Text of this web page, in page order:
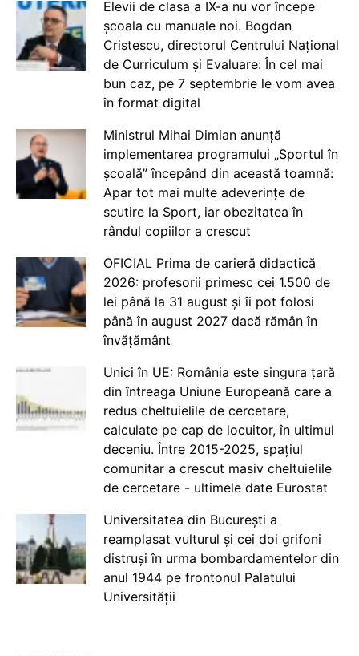
Elevii de clasa a IX-a nu vor începe
școala cu manuale noi. Bogdan
Cristescu, directorul Centrului Național
de Curriculum și Evaluare: În cel mai
bun caz, pe 7 septembrie le vom avea
în format digital
Ministrul Mihai Dimian anunță
implementarea programului „Sportul în
școală” începând din această toamnă:
Apar tot mai multe adeverințe de
scutire la Sport, iar obezitatea în
rândul copiilor a crescut
OFICIAL Prima de carieră didactică
2026: profesorii primesc cei 1.500 de
lei până la 31 august și îi pot folosi
până în august 2027 dacă rămân în
învățământ
Unici în UE: România este singura țară
din întreaga Uniune Europeană care a
redus cheltuielile de cercetare,
calculate pe cap de locuitor, în ultimul
deceniu. Între 2015-2025, spațiul
comunitar a crescut masiv cheltuielile
de cercetare - ultimele date Eurostat
Universitatea din București a
reamplasat vulturul și cei doi grifoni
distruși în urma bombardamentelor din
anul 1944 pe frontonul Palatului
Universității